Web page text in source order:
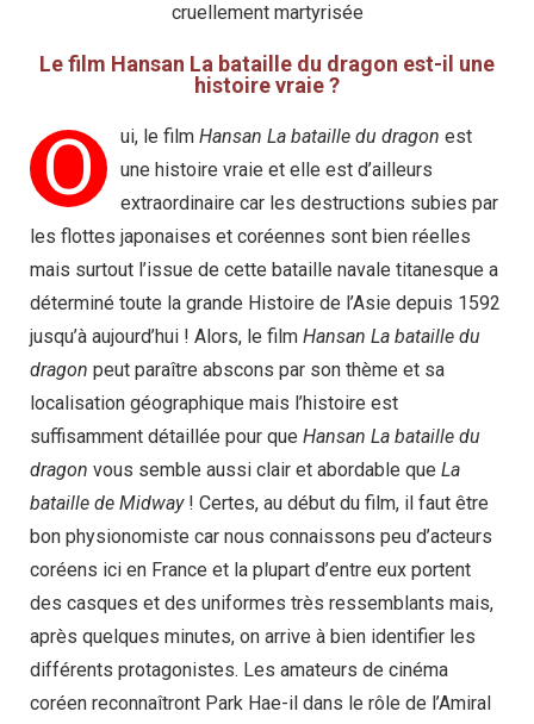
cruellement martyrisée
Le film Hansan La bataille du dragon est-il une
histoire vraie ?
O ui, le film Hansan La bataille du dragon est
une histoire vraie et elle est d’ailleurs
extraordinaire car les destructions subies par
les flottes japonaises et coréennes sont bien réelles
mais surtout l’issue de cette bataille navale titanesque a
déterminé toute la grande Histoire de l’Asie depuis 1592
jusqu’à aujourd’hui ! Alors, le film Hansan La bataille du
dragon peut paraître abscons par son thème et sa
localisation géographique mais l’histoire est
suffisamment détaillée pour que Hansan La bataille du
dragon vous semble aussi clair et abordable que La
bataille de Midway! Certes, au début du film, il faut être
bon physionomiste car nous connaissons peu d’acteurs
coréens ici en France et la plupart d’entre eux portent
des casques et des uniformes très ressemblants mais,
après quelques minutes, on arrive à bien identifier les
différents protagonistes. Les amateurs de cinéma
coréen reconnaîtront Park Hae-il dans le rôle de l’Amiral